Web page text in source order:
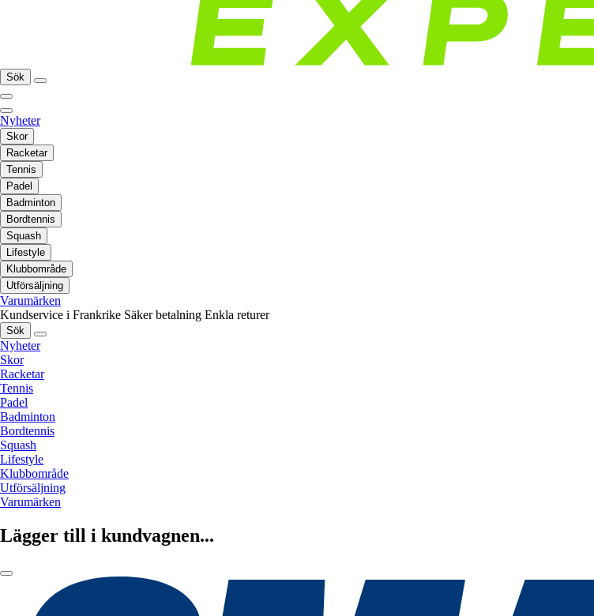
Sök
Nyheter
Skor
Racketar
Tennis
Padel
Badminton
Bordtennis
Squash
Lifestyle
Klubbområde
Utförsäljning
Varumärken
Kundservice i Frankrike Säker betalning Enkla returer
Sök
Nyheter
Skor
Racketar
Tennis
Padel
Badminton
Bordtennis
Squash
Lifestyle
Klubbområde
Utförsäljning
Varumärken
Lägger till i kundvagnen...